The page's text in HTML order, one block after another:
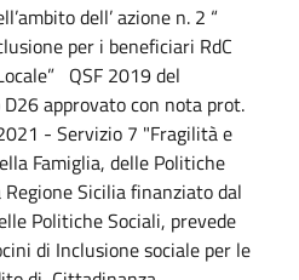
dell’ azione n. 2 “
per i beneficiari RdC
QSF 2019 del
approvato con nota prot.
- Servizio 7 "Fragilità e
Famiglia, delle Politiche
Sicilia finanziato dal
Politiche Sociali, prevede
di Inclusione sociale per le